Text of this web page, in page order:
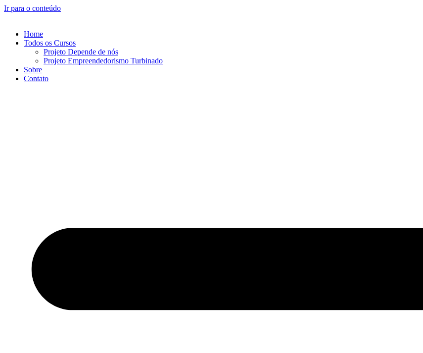
Ir para o conteúdo
Home
Todos os Cursos
Projeto Depende de nós
Projeto Empreendedorismo Turbinado
Sobre
Contato